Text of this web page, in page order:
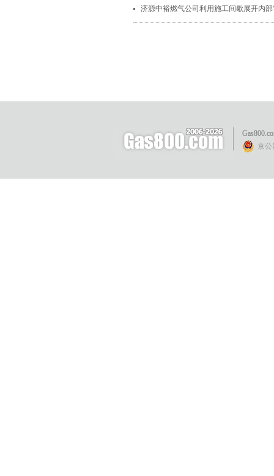
济源中裕燃气公司利用施工间歇展开内部
京公